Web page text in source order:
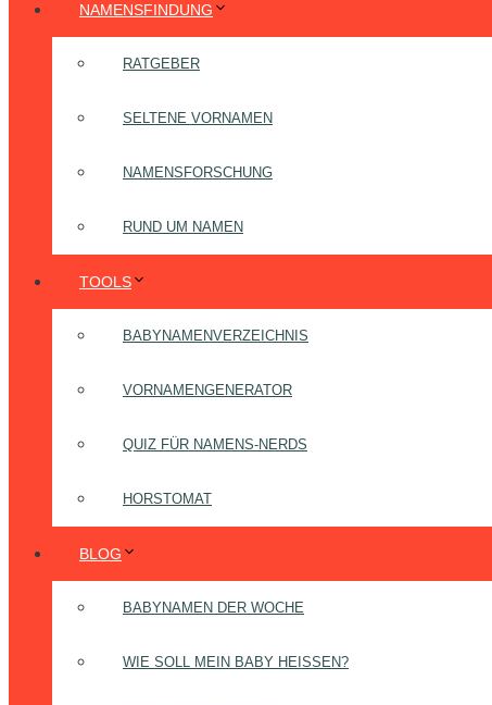
NAMENSFINDUNG
RATGEBER
SELTENE VORNAMEN
NAMENSFORSCHUNG
RUND UM NAMEN
TOOLS
BABYNAMENVERZEICHNIS
VORNAMENGENERATOR
QUIZ FÜR NAMENS-NERDS
HORSTOMAT
BLOG
BABYNAMEN DER WOCHE
WIE SOLL MEIN BABY HEISSEN?